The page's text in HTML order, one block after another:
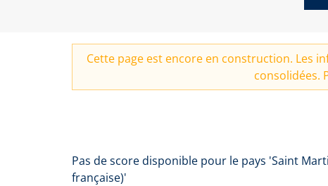
Cette page est encore en construction. Les
consolidées.
Pas de score disponible pour le pays 'Saint
française)'